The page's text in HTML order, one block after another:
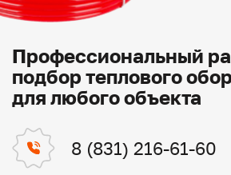
Профессиональный
подбор теплового
для любого объекта
8 (831) 216-61-60